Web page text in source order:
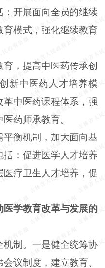
：开展面向全员的继续
育模式，强化继续教育
，提高中医药传承创
新中医药人才培养模
中医药课程体系，强
药师承教育。
衡机制，加大面向基
括：促进医学人才培养
疗卫生人才培养，促
医学教育改革与发展的
制。一是健全统筹协
议制度，建立教育、